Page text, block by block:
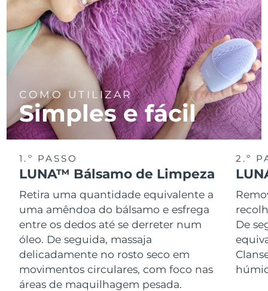
COMO UTILIZAR
Simples e fácil
1.º PASSO
LUNA™ Bálsamo de Limpeza
Retira uma quantidade equivalente a
uma amêndoa do bálsamo e esfrega
entre os dedos até se derreter num
óleo. De seguida, massaja
delicadamente no rosto seco em
movimentos circulares, com foco nas
áreas de maquilhagem pesada.
2.º
De